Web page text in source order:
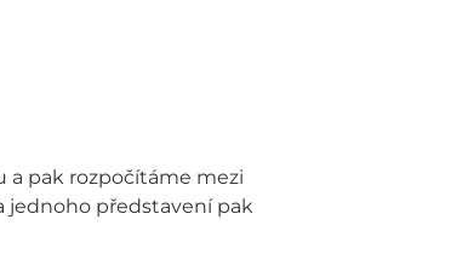
a pak rozpočítáme mezi
jednoho představení pak